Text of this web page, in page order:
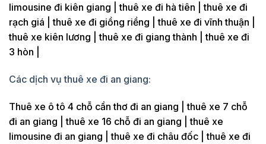
limousine đi kiên giang | thuê xe đi hà tiên | thuê xe đi
rạch giá | thuê xe đi giồng riềng | thuê xe đi vĩnh thuận |
thuê xe kiên lương | thuê xe đi giang thành | thuê xe đi
3 hòn |
Các dịch vụ thuê xe đi an giang:
Thuê xe ô tô 4 chỗ cần thơ đi an giang | thuê xe 7 chỗ
đi an giang | thuê xe 16 chỗ đi an giang | thuê xe
limousine đi an giang | thuê xe đi châu đốc | thuê xe đi